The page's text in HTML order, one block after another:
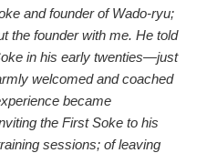
and founder of Wado-ryu;
the founder with me. He told
in his early twenties—just
welcomed and coached
became
the First Soke to his
sessions; of leaving